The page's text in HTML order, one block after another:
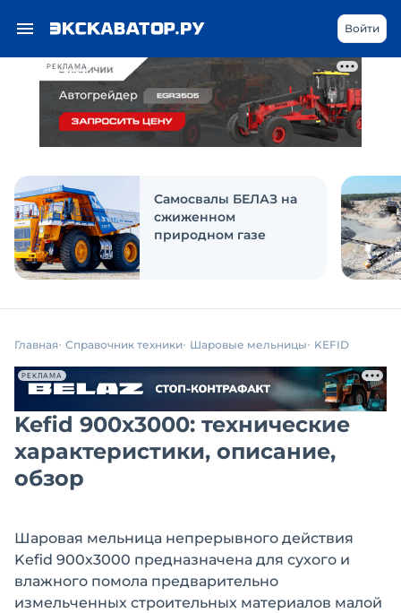
РЕКЛАМА
Войти
Самосвалы БЕЛАЗ на
сжиженном
природном газе
Главная Справочник техники Шаровые мельницы KEFID
РЕКЛАМА
Kefid 900х3000: технические
характеристики, описание,
обзор
Шаровая мельница непрерывного действия
Kefid 900х3000 предназначена для сухого и
влажного помола предварительно
измельченных строительных материалов малой